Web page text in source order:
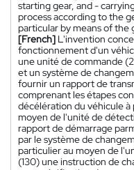
starting gear, and -
process according to the
particular by means of
[French] L'invention
fonctionnement d'un
une unité de commande
et un système de
fournir un rapport de
comprenant les étapes
décélération du véhicule
moyen de l'unité de
rapport de démarrage
par le système de
particulier au moyen de
(130) une instruction de